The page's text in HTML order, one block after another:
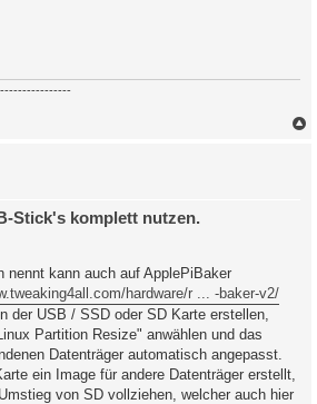
Stick's komplett nutzen.
nennt kann auch auf ApplePiBaker
hardware/r ... -baker-v2/
der USB / SSD oder SD Karte erstellen,
Partition Resize" anwählen und das
Datenträger automatisch angepasst.
ein Image für andere Datenträger erstellt,
von SD vollziehen, welcher auch hier